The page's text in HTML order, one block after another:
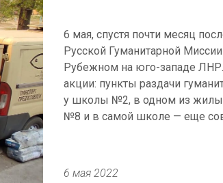
6 мая, спустя почти месяц
Русской Гуманитарной
Рубежном на юго-западе
акции: пункты раздачи
у школы №2, в одном из
№8 и в самой школе — еще
6 мая 2022